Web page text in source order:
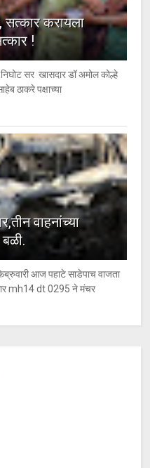
सत्कार करायला
!
सर खासदार डॉ अमोल कोल्हे
ठाकरे पक्षाच्या
वाहनांच्या
आज पहाटे साडेपाच वाजता
mh14 dt 0295 ने मंचर